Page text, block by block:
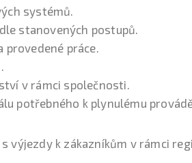
systémů.
stanovených postupů.
provedené práce.
v rámci společnosti.
potřebného k plynulému
výjezdy k zákazníkům v rámci